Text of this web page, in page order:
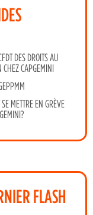
DES DROITS AU
CHEZ CAPGEMINI
METTRE EN GRÈVE
FLASH